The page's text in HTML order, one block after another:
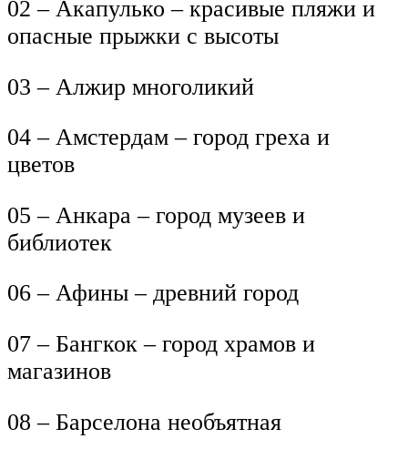
02 – Акапулько – красивые пляжи и
опасные прыжки с высоты
03 – Алжир многоликий
04 – Амстердам – город греха и
цветов
05 – Анкара – город музеев и
библиотек
06 – Афины – древний город
07 – Бангкок – город храмов и
магазинов
08 – Барселона необъятная